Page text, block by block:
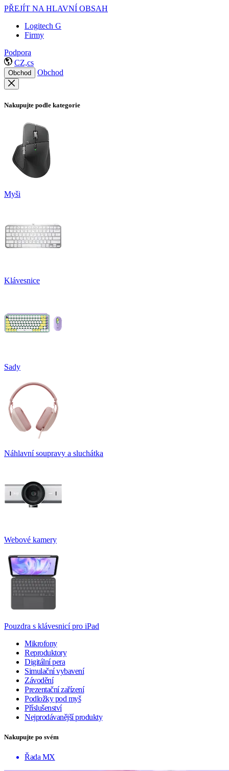
PŘEJÍT NA HLAVNÍ OBSAH
Logitech G
Firmy
Podpora
CZ,cs
Obchod Obchod
Nakupujte podle kategorie
Myši
Klávesnice
Sady
Náhlavní soupravy a sluchátka
Webové kamery
Pouzdra s klávesnicí pro iPad
Mikrofony
Reproduktory
Digitální pera
Simulační vybavení
Závodění
Prezentační zařízení
Podložky pod myš
Příslušenství
Nejprodávanější produkty
Nakupujte po svém
Řada MX